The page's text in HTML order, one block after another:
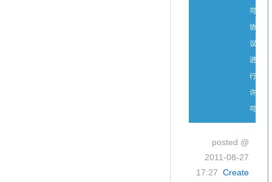
可
协
议
进
行
许
可。
posted @
2011-08-27
17:27 Create